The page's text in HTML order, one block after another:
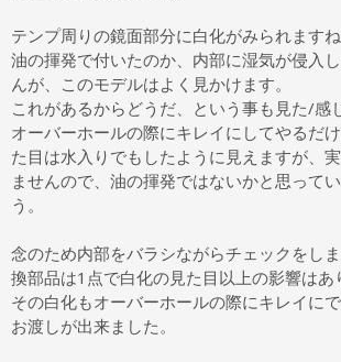
テンプ周りの鏡面部分に白化がみられますね
油の揮発で付いたのか、内部に湿気が侵入
んが、このモデルはよく見かけます。
これがあるからどうだ、という事も見た/感
オーバーホールの際にキレイにしてやるだ
た目は水入りでもしたように見えますが、
ませんので、油の揮発ではないかと思って
う。
念のため内部をバラシながらチェックをし
換部品は1点で白化の見た目以上の影響はあ
その白化もオーバーホールの際にキレイに
お渡しが出来ました。